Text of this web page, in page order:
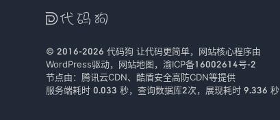

© 2016-2026 代码狗 让代码更简单，网站核心程序由
WordPress驱动， 网站地图， 渝ICP备16002614号-2
节点由： 腾讯云CDN、 酷盾安全高防CDN等提供
服务端耗时 0.033 秒，查询数据库2次， 展现耗时 9.336 秒